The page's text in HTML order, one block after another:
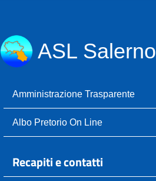
ASL Salerno
Amministrazione Trasparente
Albo Pretorio On Line
Recapiti e contatti